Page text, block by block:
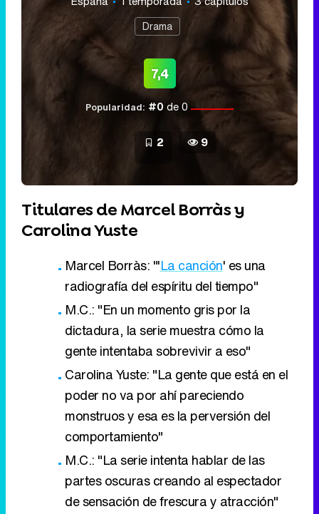
Drama
7,4
Popularidad: #0 de 0
2 9
Titulares de Marcel Borràs y
Carolina Yuste
Marcel Borràs: "'La canción' es una
radiografía del espíritu del tiempo"
M.C.: "En un momento gris por la
dictadura, la serie muestra cómo la
gente intentaba sobrevivir a eso"
Carolina Yuste: "La gente que está en el
poder no va por ahí pareciendo
monstruos y esa es la perversión del
comportamiento"
M.C.: "La serie intenta hablar de las
partes oscuras creando al espectador
de sensación de frescura y atracción"